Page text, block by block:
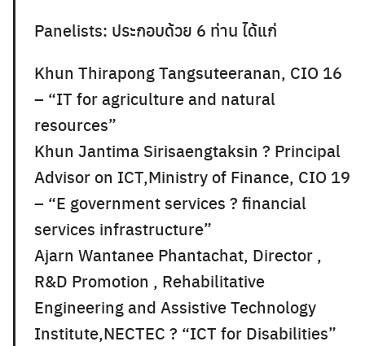
Panelists: ประกอบด้วย 6 ท่าน ได้แก่
Khun Thirapong Tangsuteeranan, CIO 16
– “IT for agriculture and natural
resources”
Khun Jantima Sirisaengtaksin ? Principal
Advisor on ICT,Ministry of Finance, CIO 19
– “E government services ? financial
services infrastructure”
Ajarn Wantanee Phantachat, Director ,
R&D Promotion , Rehabilitative
Engineering and Assistive Technology
Institute,NECTEC ? “ICT for Disabilities”